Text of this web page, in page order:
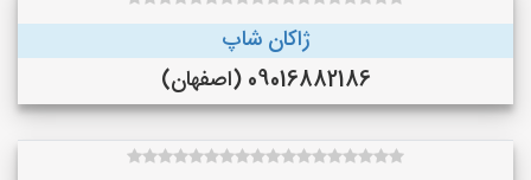
ژاکان شاپ
09016882186 (اصفهان)